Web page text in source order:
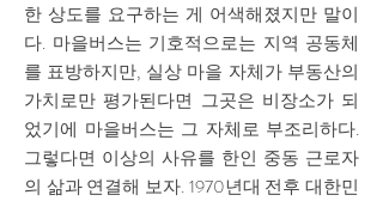
한 상도를 요구하는 게 어색해졌지만 말이
다. 마을버스는 기호적으로는 지역 공동체
를 표방하지만, 실상 마을 자체가 부동산의
가치로만 평가된다면 그곳은 비장소가 되
었기에 마을버스는 그 자체로 부조리하다.
그렇다면 이상의 사유를 한인 중동 근로자
의 삶과 연결해 보자. 1970년대 전후 대한민